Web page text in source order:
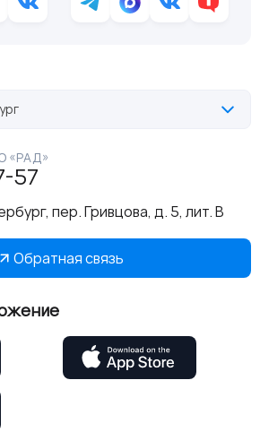
«РАД»
57
пер. Гривцова, д. 5, лит. В
Обратная связь